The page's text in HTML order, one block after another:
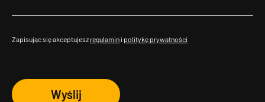
Zapisując się akceptujesz regulamin i politykę prywatności
Wyślij